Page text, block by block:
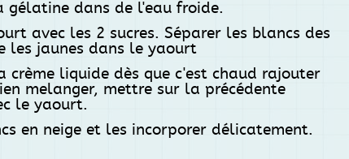
gélatine dans de l'eau froide.
avec les 2 sucres. Séparer les blancs des
les jaunes dans le yaourt
crème liquide dès que c'est chaud rajouter
melanger, mettre sur la précédente
le yaourt.
en neige et les incorporer délicatement.